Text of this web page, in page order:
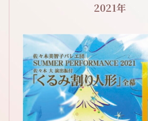
2021年